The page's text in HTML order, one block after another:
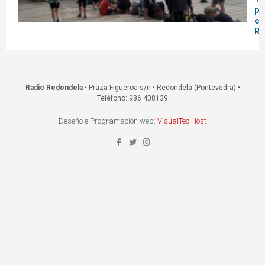
en
Radio Redondela• Praza Figueroa s/n • Redondela (Pontevedra) •
Teléfono: 986 408139
Deseño e Programación web: VisualTec Host